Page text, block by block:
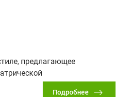
предлагающее
Подробнее